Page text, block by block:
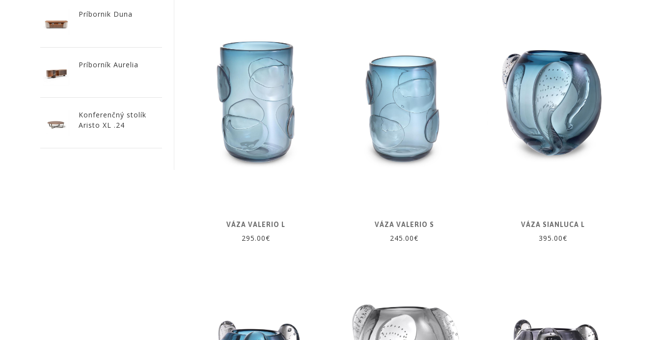
KATALÓGY
Príbornik Duna
Príborník Aurelia
Konferenčný stolík
Aristo XL .24
VÁZA VALERIO L
295.00€
VÁZA VALERIO S
245.00€
VÁZA SIANLUCA L
395.00€